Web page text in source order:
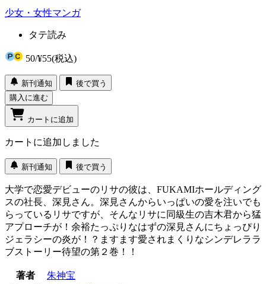
少女・女性マンガ
タテ読み
50/¥55(税込)
新刊通知
後で買う
購入に進む
カートに追加
カートに追加しました
新刊通知 後で買う
大学で恋愛デビューのリサの彼は、FUKAMIホールディング
スの社長、深見さん。深見さんからいっぱいの愛を注いでも
らっているリサですが、そんなリサに同級生の吉木君から猛
アプローチが！余裕たっぷりなはずの深見さんにちょっぴり
ジェラシーの炎が！？ますます愛されまくりなシンデレララ
ブストーリー待望の第２巻！！
著者
朱神宝